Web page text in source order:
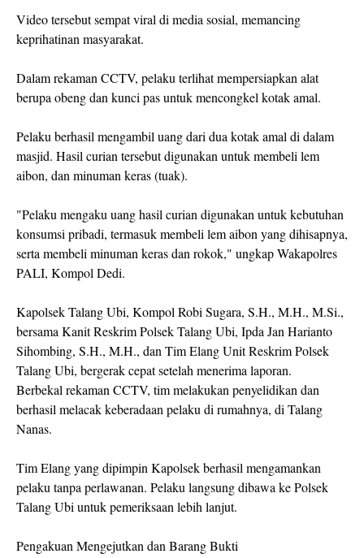
Video tersebut sempat viral di media sosial, memancing
keprihatinan masyarakat.
Dalam rekaman CCTV, pelaku terlihat mempersiapkan alat
berupa obeng dan kunci pas untuk mencongkel kotak amal.
Pelaku berhasil mengambil uang dari dua kotak amal di dalam
masjid. Hasil curian tersebut digunakan untuk membeli lem
aibon, dan minuman keras (tuak).
"Pelaku mengaku uang hasil curian digunakan untuk kebutuhan
konsumsi pribadi, termasuk membeli lem aibon yang dihisapnya,
serta membeli minuman keras dan rokok," ungkap Wakapolres
PALI, Kompol Dedi.
Kapolsek Talang Ubi, Kompol Robi Sugara, S.H., M.H., M.Si.,
bersama Kanit Reskrim Polsek Talang Ubi, Ipda Jan Harianto
Sihombing, S.H., M.H., dan Tim Elang Unit Reskrim Polsek
Talang Ubi, bergerak cepat setelah menerima laporan.
Berbekal rekaman CCTV, tim melakukan penyelidikan dan
berhasil melacak keberadaan pelaku di rumahnya, di Talang
Nanas.
Tim Elang yang dipimpin Kapolsek berhasil mengamankan
pelaku tanpa perlawanan. Pelaku langsung dibawa ke Polsek
Talang Ubi untuk pemeriksaan lebih lanjut.
Pengakuan Mengejutkan dan Barang Bukti